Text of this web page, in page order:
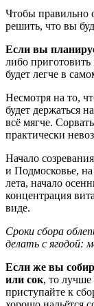
Чтобы правильно
решить, что вы
Если вы
либо приготовить
будет легче в
Несмотря на то,
будет держаться
всё мягче.
практически
Начало
и Подмосковье,
лета, начало
концентрация
виде.
Сроки сбора
делать с ягодой:
Если же вы
или сок, то лучше
приступайте к